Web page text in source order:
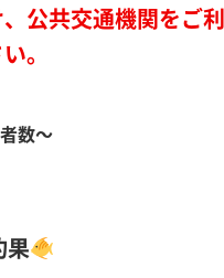
公共交通機関をご
。
数～
果